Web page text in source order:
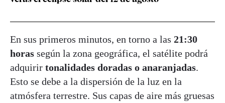
En sus primeros minutos, en torno a las 21:30
horas según la zona geográfica, el satélite podrá
adquirir tonalidades doradas o anaranjadas.
Esto se debe a la dispersión de la luz en la
atmósfera terrestre. Sus capas de aire más gruesas